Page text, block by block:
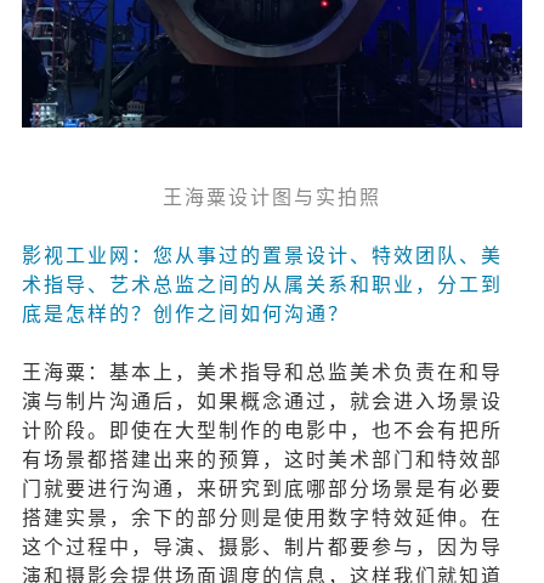
王海粟设计图与实拍照
影视工业网：您从事过的置景设计、特效团队、美
术指导、艺术总监之间的从属关系和职业，分工到
底是怎样的？创作之间如何沟通？
王海粟：基本上，美术指导和总监美术负责在和导
演与制片沟通后，如果概念通过，就会进入场景设
计阶段。即使在大型制作的电影中，也不会有把所
有场景都搭建出来的预算，这时美术部门和特效部
门就要进行沟通，来研究到底哪部分场景是有必要
搭建实景，余下的部分则是使用数字特效延伸。在
这个过程中，导演、摄影、制片都要参与，因为导
演和摄影会提供场面调度的信息，这样我们就知道